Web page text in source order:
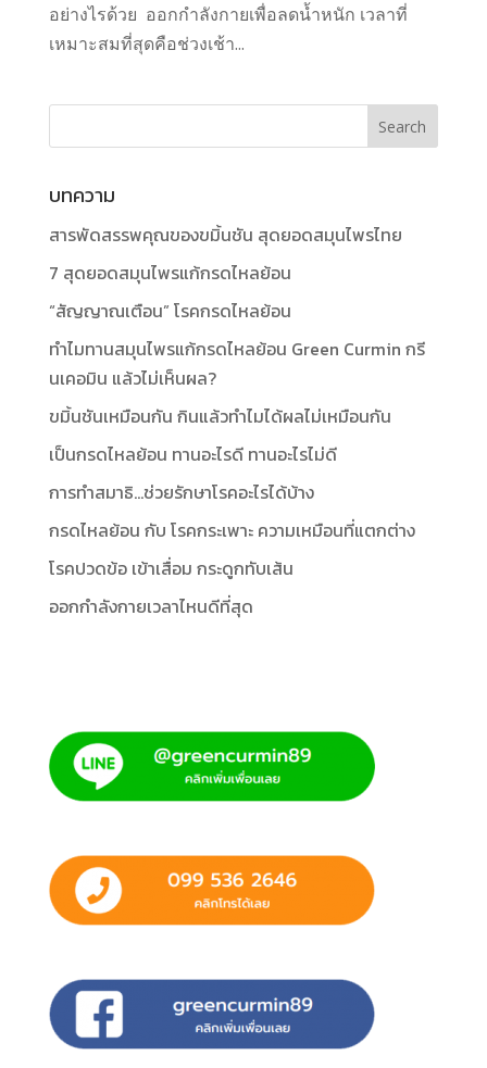
อย่างไรด้วย ออกกำลังกายเพื่อลดน้ำหนัก เวลาที่
เหมาะสมที่สุดคือช่วงเช้า...
บทความ
สารพัดสรรพคุณของขมิ้นชัน สุดยอดสมุนไพรไทย
7 สุดยอดสมุนไพรแก้กรดไหลย้อน
“สัญญาณเตือน” โรคกรดไหลย้อน
ทำไมทานสมุนไพรแก้กรดไหลย้อน Green Curmin กรี
นเคอมิน แล้วไม่เห็นผล?
ขมิ้นชันเหมือนกัน กินแล้วทำไมได้ผลไม่เหมือนกัน
เป็นกรดไหลย้อน ทานอะไรดี ทานอะไรไม่ดี
การทำสมาธิ…ช่วยรักษาโรคอะไรได้บ้าง
กรดไหลย้อน กับ โรคกระเพาะ ความเหมือนที่แตกต่าง
โรคปวดข้อ เข้าเสื่อม กระดูกทับเส้น
ออกกำลังกายเวลาไหนดีที่สุด